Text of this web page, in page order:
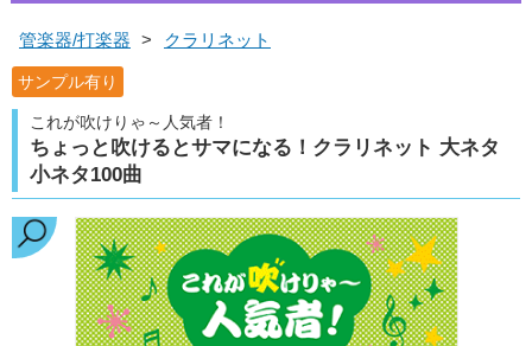
管楽器/打楽器 > クラリネット
サンプル有り
これが吹けりゃ～人気者！
ちょっと吹けるとサマになる！クラリネット 大ネタ
小ネタ100曲